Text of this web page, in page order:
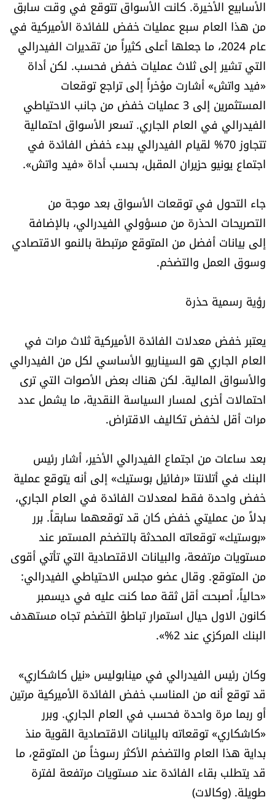
الأسابيع الأخيرة. كانت الأسواق تتوقع في وقت سابق
من هذا العام سبع عمليات خفض للفائدة الأميركية في
عام 2024، ما جعلها أعلى كثيراً من تقديرات الفيدرالي
التي تشير إلى ثلاث عمليات خفض فحسب. لكن أداة
«فيد واتش» أشارت مؤخراً إلى تراجع توقعات
المستثمرين إلى 3 عمليات خفض من جانب الاحتياطي
الفيدرالي في العام الجاري. تسعر الأسواق احتمالية
تتجاوز 70% لقيام الفيدرالي ببدء خفض الفائدة في
اجتماع يونيو حزيران المقبل، بحسب أداة «فيد واتش».
جاء التحول في توقعات الأسواق بعد موجة من
التصريحات الحذرة من مسؤولي الفيدرالي، بالإضافة
إلى بيانات أفضل من المتوقع مرتبطة بالنمو الاقتصادي
وسوق العمل والتضخم.
رؤية رسمية حذرة
يعتبر خفض معدلات الفائدة الأميركية ثلاث مرات في
العام الجاري هو السيناريو الأساسي لكل من الفيدرالي
والأسواق المالية. لكن هناك بعض الأصوات التي ترى
احتمالات أخرى لمسار السياسة النقدية، ما يشمل عدد
مرات أقل لخفض تكاليف الاقتراض.
بعد ساعات من اجتماع الفيدرالي الأخير، أشار رئيس
البنك في أتلانتا «رفائيل بوستيك» إلى أنه يتوقع عملية
خفض واحدة فقط لمعدلات الفائدة في العام الجاري،
بدلاً من عمليتي خفض كان قد توقعهما سابقاً. برر
«بوستيك» توقعاته المحدثة بالتضخم المستمر عند
مستويات مرتفعة، والبيانات الاقتصادية التي تأتي أقوى
من المتوقع. وقال عضو مجلس الاحتياطي الفيدرالي:
«حالياً، أصبحت أقل ثقة مما كنت عليه في ديسمبر
كانون الاول حيال استمرار تباطؤ التضخم تجاه مستهدف
البنك المركزي عند 2%».
وكان رئيس الفيدرالي في مينابوليس «نيل كاشكاري»
قد توقع أنه من المناسب خفض الفائدة الأميركية مرتين
أو ربما مرة واحدة فحسب في العام الجاري. وبرر
«كاشكاري» توقعاته بالبيانات الاقتصادية القوية منذ
بداية هذا العام والتضخم الأكثر رسوخاً من المتوقع، ما
قد يتطلب بقاء الفائدة عند مستويات مرتفعة لفترة
طويلة. (وكالات)